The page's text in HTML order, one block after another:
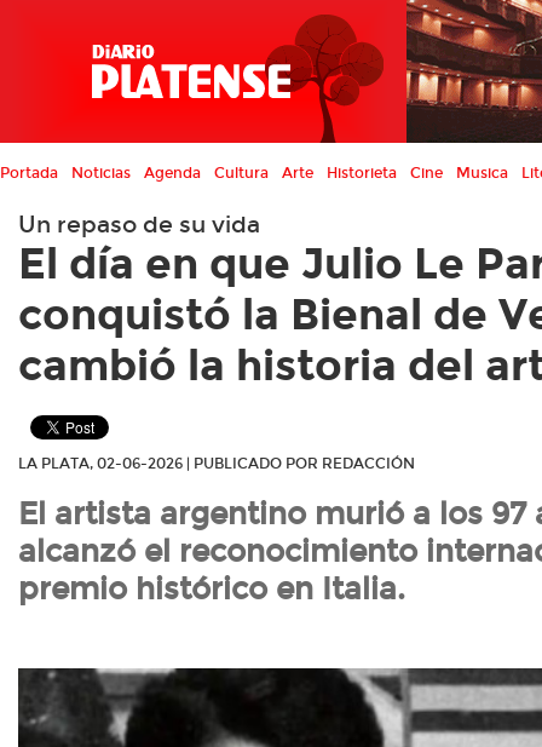
Portada Noticias Agenda Cultura Arte Historieta Cine Musica
Un repaso de su vida
El día en que Julio Le
conquistó la Bienal de
cambió la historia del
LA PLATA, 02-06-2026 | PUBLICADO POR REDACCIÓN
El artista argentino murió a los 97
alcanzó el reconocimiento
premio histórico en Italia.